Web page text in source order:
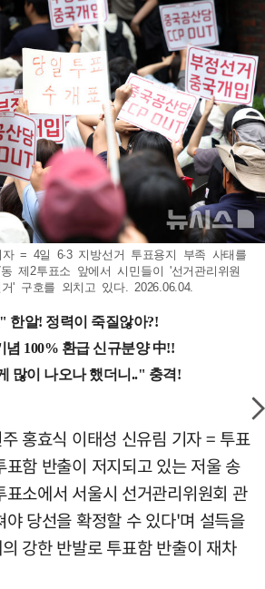
자 = 4일 6·3 지방선거 투표용지 부족 사태를
제2투표소 앞에서 시민들이 '선거관리위원
' 구호를 외치고 있다. 2026.06.04.
홍효식 이태성 신유림 기자 = 투표
표함 반출이 저지되고 있는 저울 송
소에서 서울시 선거관리위원회 관
당선을 확정할 수 있다'며 설득을
강한 반발로 투표함 반출이 재차